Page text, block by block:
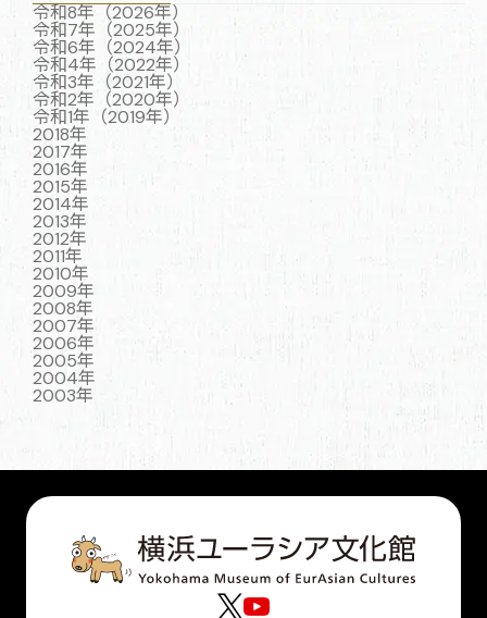
令和8年（2026年）
令和7年（2025年）
令和6年（2024年）
令和4年（2022年）
令和3年（2021年）
令和2年（2020年）
令和1年（2019年）
2018年
2017年
2016年
2015年
2014年
2013年
2012年
2011年
2010年
2009年
2008年
2007年
2006年
2005年
2004年
2003年